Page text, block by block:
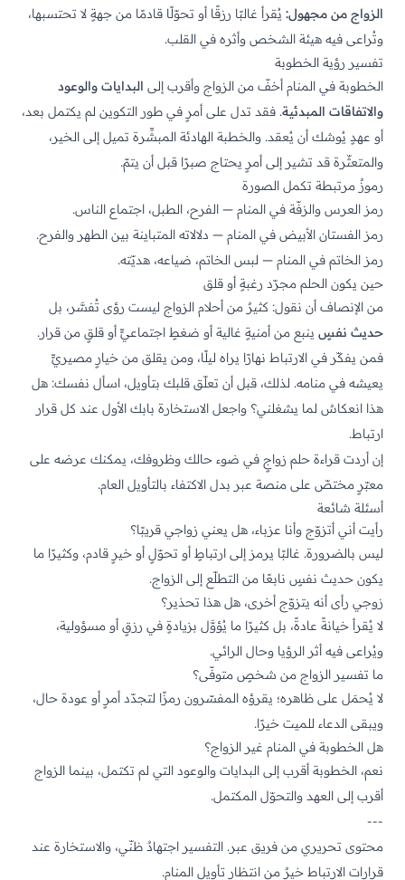
الزواج من مجهول: يُقرأ غالبًا رزقًا أو تحوّلًا قادمًا من جهةٍ لا تحتسبها،
وتُراعى فيه هيئة الشخص وأثره في القلب.
تفسير رؤية الخطوبة
الخطوبة في المنام أخفّ من الزواج وأقرب إلى البدايات والوعود
والاتفاقات المبدئية. فقد تدل على أمرٍ في طور التكوين لم يكتمل بعد،
أو عهدٍ يُوشك أن يُعقد. والخطبة الهادئة المبشِّرة تميل إلى الخير،
والمتعثّرة قد تشير إلى أمرٍ يحتاج صبرًا قبل أن يتمّ.
رموزٌ مرتبطة تكمل الصورة
رمز العرس والزفّة في المنام — الفرح، الطبل، اجتماع الناس.
رمز الفستان الأبيض في المنام — دلالاته المتباينة بين الطهر والفرح.
رمز الخاتم في المنام — لبس الخاتم، ضياعه، هديّته.
حين يكون الحلم مجرّد رغبةٍ أو قلق
من الإنصاف أن نقول: كثيرٌ من أحلام الزواج ليست رؤى تُفسَّر، بل
حديث نفسٍ ينبع من أمنيةٍ غالية أو ضغطٍ اجتماعيٍّ أو قلقٍ من قرار.
فمن يفكّر في الارتباط نهارًا يراه ليلًا، ومن يقلق من خيارٍ مصيريٍّ
يعيشه في منامه. لذلك، قبل أن تعلّق قلبك بتأويل، اسأل نفسك: هل
هذا انعكاسٌ لما يشغلني؟ واجعل الاستخارة بابك الأول عند كل قرار
ارتباط.
إن أردت قراءة حلم زواجٍ في ضوء حالك وظروفك، يمكنك عرضه على
معبّرٍ مختصّ على منصة عبر بدل الاكتفاء بالتأويل العام.
أسئلة شائعة
رأيت أني أتزوّج وأنا عزباء، هل يعني زواجي قريبًا؟
ليس بالضرورة. غالبًا يرمز إلى ارتباطٍ أو تحوّلٍ أو خيرٍ قادم، وكثيرًا ما
يكون حديث نفسٍ نابعًا من التطلّع إلى الزواج.
زوجي رأى أنه يتزوّج أخرى، هل هذا تحذير؟
لا يُقرأ خيانةً عادةً، بل كثيرًا ما يُؤوَّل بزيادةٍ في رزقٍ أو مسؤولية،
ويُراعى فيه أثر الرؤيا وحال الرائي.
ما تفسير الزواج من شخصٍ متوفّى؟
لا يُحمَل على ظاهره؛ يقرؤه المفسّرون رمزًا لتجدّد أمرٍ أو عودة حال،
ويبقى الدعاء للميت خيرًا.
هل الخطوبة في المنام غير الزواج؟
نعم، الخطوبة أقرب إلى البدايات والوعود التي لم تكتمل، بينما الزواج
أقرب إلى العهد والتحوّل المكتمل.
---
محتوى تحريري من فريق عبر. التفسير اجتهادٌ ظنّي، والاستخارة عند
قرارات الارتباط خيرٌ من انتظار تأويل المنام.